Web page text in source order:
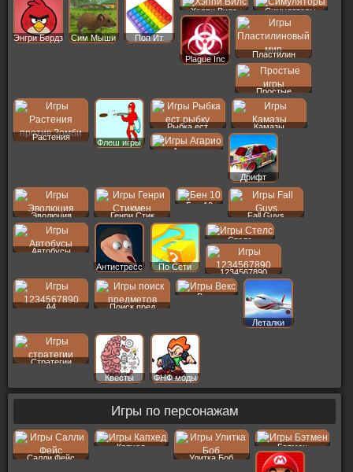
Энгри Бердз Сим Мыши Поп Ит
Хэппи Вилс Симуляторы
Plague Inc
Пластилин
Простые
Растения
Флеш игры
Рыбка ест Камазы
Агарио
Дрифт
Эволюция Генри Стик
Бен 10
Fall Guys
Автобусы
Антистресс
По Сети
Стелс
1234567890
A4 Поиск пред
Векс
Леталки
Стратегии
Квесты
ФНФ моды
Игры по персонажам
Салли Фейс
Капхед
Улитка Боб
Бэтмен